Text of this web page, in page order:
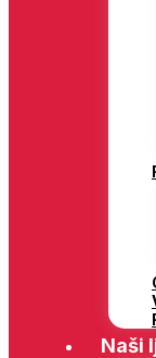
Naši